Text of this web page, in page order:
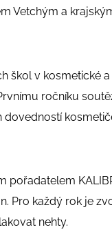
Vetchým a
škol v kosmetické
ročníku
pořadatelem
Pro každý rok je
nehty.